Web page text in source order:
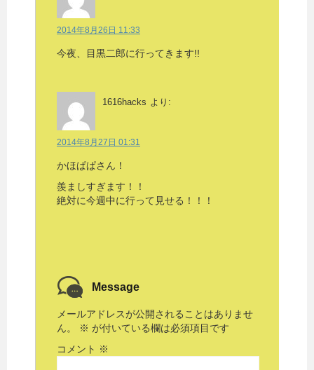
2014年8月26日 11:33
今夜、目黒二郎に行ってきます!!
1616hacks より:
2014年8月27日 01:31
かほぱぱさん！
羨ましすぎます！！
絶対に今週中に行って見せる！！！
Message
メールアドレスが公開されることはありませ
ん。
※ が付いている欄は必須項目です
コメント ※